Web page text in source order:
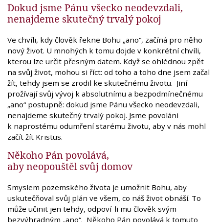
Dokud jsme Pánu všecko neodevzdali,
nenajdeme skutečný trvalý pokoj
Ve chvíli, kdy člověk řekne Bohu „ano“, začíná pro něho
nový život. U mnohých k tomu dojde v konkrétní chvíli,
kterou lze určit přesným datem. Když se ohlédnou zpět
na svůj život, mohou si říct: od toho a toho dne jsem začal
žít, tehdy jsem se zrodil ke skutečnému životu. Jiní
prožívají svůj vývoj k absolutnímu a bezpodmínečnému
„ano“ postupně: dokud jsme Pánu všecko neodevzdali,
nenajdeme skutečný trvalý pokoj. Jsme povoláni
k naprostému odumření starému životu, aby v nás mohl
začít žít Kristus.
Někoho Pán povolává,
aby neopouštěl svůj domov
Smyslem pozemského života je umožnit Bohu, aby
uskutečňoval svůj plán ve všem, co náš život obnáší. To
může učinit jen tehdy, odpoví-li mu člověk svým
bezvýhradným „ano“. Někoho Pán povolává k tomuto